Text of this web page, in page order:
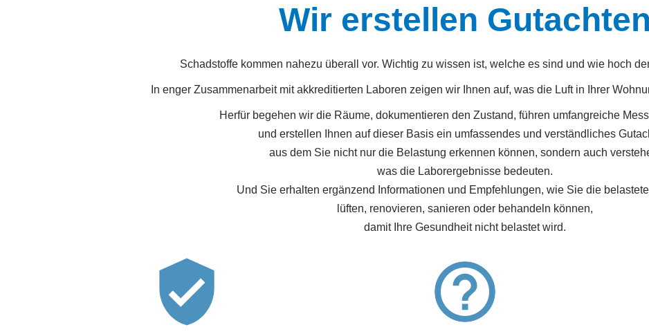
Wir erstellen Gutachten
Schadstoffe kommen nahezu überall vor. Wichtig zu wissen ist, welche es sind und wie hoch
In enger Zusammenarbeit mit akkreditierten Laboren zeigen wir Ihnen auf, was die Luft in Ihrer
Herfür begehen wir die Räume, dokumentieren den Zustand, führen umfangreiche
und erstellen Ihnen auf dieser Basis ein umfassendes und verständliches
aus dem Sie nicht nur die Belastung erkennen können, sondern auch
was die Laborergebnisse bedeuten.
Und Sie erhalten ergänzend Informationen und Empfehlungen, wie Sie die
lüften, renovieren, sanieren oder behandeln können,
damit Ihre Gesundheit nicht belastet wird.